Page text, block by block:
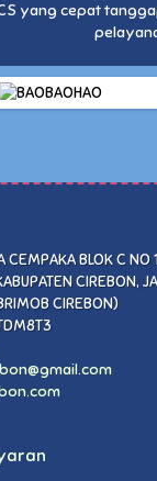
yang cepat
CEMPAKA BLOK C NO
CIREBON,
CIREBON)